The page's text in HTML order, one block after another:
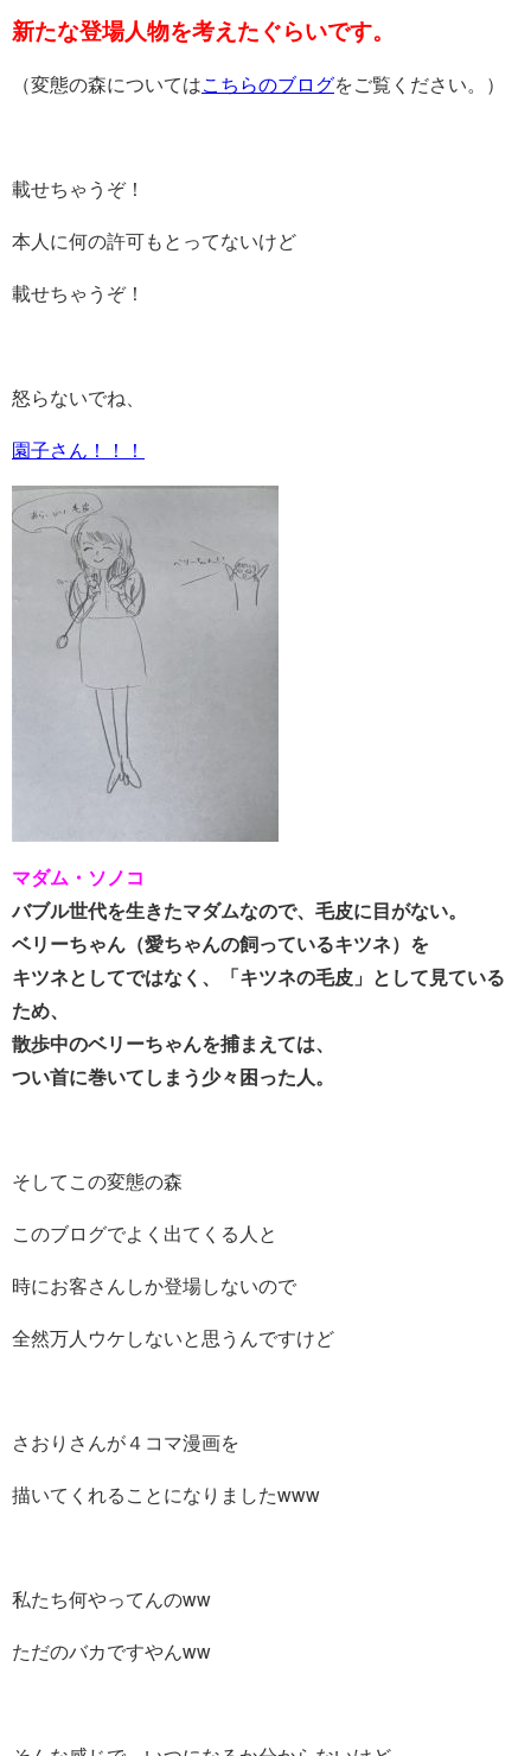
新たな登場人物を考えたぐらいです。
（変態の森についてはこちらのブログをご覧ください。）
載せちゃうぞ！
本人に何の許可もとってないけど
載せちゃうぞ！
怒らないでね、
園子さん！！！
マダム・ソノコ
バブル世代を生きたマダムなので、毛皮に目がない。
ベリーちゃん（愛ちゃんの飼っているキツネ）を
キツネとしてではなく、「キツネの毛皮」として見ている
ため、
散歩中のベリーちゃんを捕まえては、
つい首に巻いてしまう少々困った人。
そしてこの変態の森
このブログでよく出てくる人と
時にお客さんしか登場しないので
全然万人ウケしないと思うんですけど
さおりさんが４コマ漫画を
描いてくれることになりましたwww
私たち何やってんのww
ただのバカですやんww